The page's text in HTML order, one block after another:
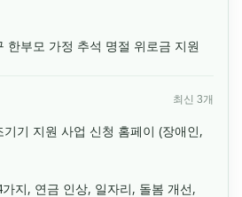
한부모 가정 추석 명절 위로금 지원
최신 3개
기 지원 사업 신청 홈페이 (장애인,
지, 연금 인상, 일자리, 돌봄 개선,